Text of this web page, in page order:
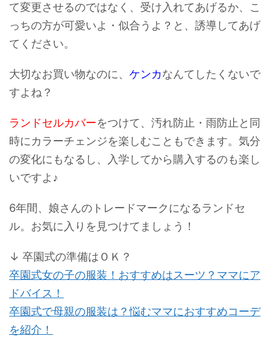
て変更させるのではなく、受け入れてあげるか、こ
っちの方が可愛いよ・似合うよ？と、誘導してあげ
てください。
大切なお買い物なのに、 ケンカなんてしたくないで
すよね？
ランドセルカバーをつけて、汚れ防止・雨防止と同
時にカラーチェンジを楽しむこともできます。気分
の変化にもなるし、入学してから購入するのも楽し
いですよ♪
6年間、娘さんのトレードマークになるランドセ
ル。お気に入りを見つけてましょう！
↓ 卒園式の準備はＯＫ？
卒園式女の子の服装！おすすめはスーツ？ママにア
ドバイス！
卒園式で母親の服装は？悩むママにおすすめコーデ
を紹介！